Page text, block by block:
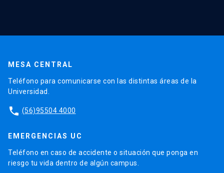
MESA CENTRAL
Teléfono para comunicarse con las distintas áreas de la
Universidad.
phone (56)95504 4000
EMERGENCIAS UC
Teléfono en caso de accidente o situación que ponga en
riesgo tu vida dentro de algún campus.